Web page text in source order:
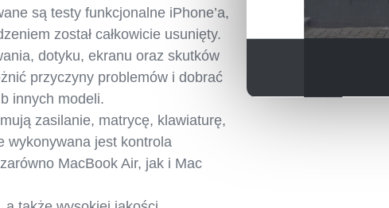
są testy funkcjonalne iPhone’a,
został całkowicie usunięty.
dotyku, ekranu oraz skutków
przyczyny problemów i dobrać
innych modeli.
zasilanie, matrycę, klawiaturę,
wykonywana jest kontrola
MacBook Air, jak i Mac